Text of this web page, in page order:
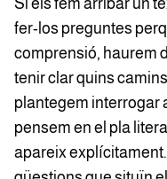
Si els fem arribar un
fer-los preguntes
comprensió, haurem
tenir clar quins
plantegem interrogar
pensem en el pla
apareix